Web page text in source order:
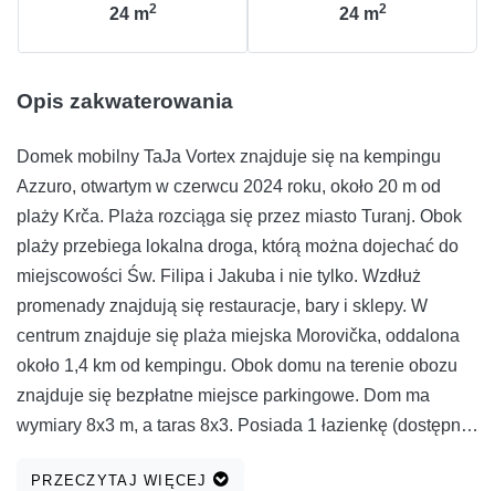
24 m2 24 m2
Opis zakwaterowania
Domek mobilny TaJa Vortex znajduje się na kempingu
Azzuro, otwartym w czerwcu 2024 roku, około 20 m od
plaży Krča. Plaża rozciąga się przez miasto Turanj. Obok
plaży przebiega lokalna droga, którą można dojechać do
miejscowości Św. Filipa i Jakuba i nie tylko. Wzdłuż
promenady znajdują się restauracje, bary i sklepy. W
centrum znajduje się plaża miejska Morovička, oddalona
około 1,4 km od kempingu. Obok domu na terenie obozu
znajduje się bezpłatne miejsce parkingowe. Dom ma
wymiary 8x3 m, a taras 8x3. Posiada 1 łazienkę (dostępne
żelazko, suszarka na ubrania), część centralną
PRZECZYTAJ WIĘCEJ